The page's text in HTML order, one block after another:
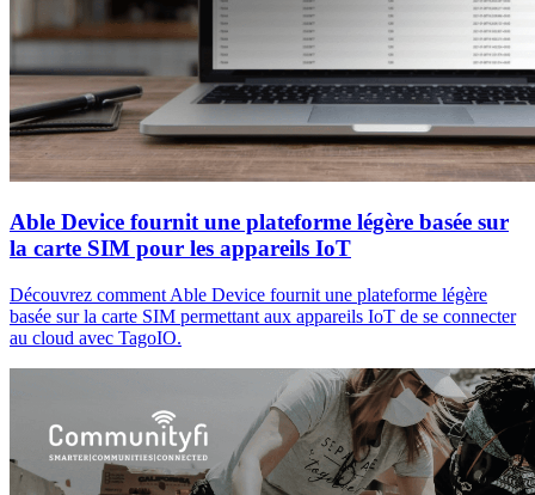
Able Device fournit une plateforme légère basée sur
la carte SIM pour les appareils IoT
Découvrez comment Able Device fournit une plateforme légère
basée sur la carte SIM permettant aux appareils IoT de se connecter
au cloud avec TagoIO.